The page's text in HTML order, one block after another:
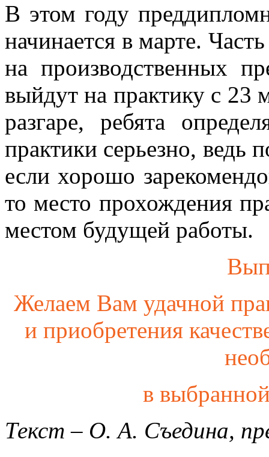
В этом году
начинается в марте.
на производственных
выйдут на практику с 23
разгаре, ребята
практики серьезно, ведь
если хорошо
то место прохождения
местом будущей работы.
Желаем Вам удачной
и приобретения
в
Текст – О. А. Съедина,